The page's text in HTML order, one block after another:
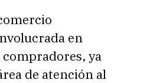
en
ya
de atención al